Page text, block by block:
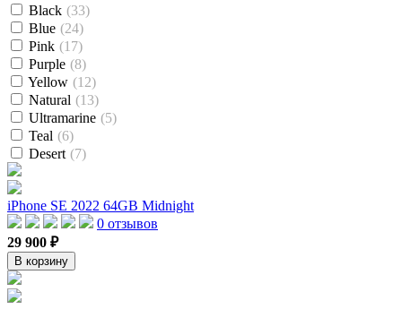
Black (33)
Blue (24)
Pink (17)
Purple (8)
Yellow (12)
Natural (13)
Ultramarine (5)
Teal (6)
Desert (7)
iPhone SE 2022 64GB Midnight
0 отзывов
29 900 ₽
В корзину